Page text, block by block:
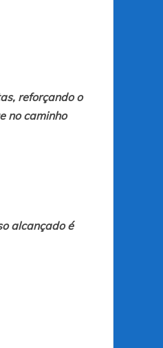
reforçando o
no caminho
alcançado é